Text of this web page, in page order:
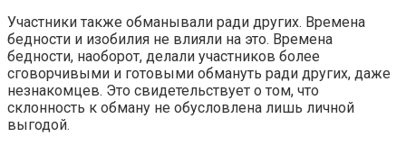
Участники также обманывали ради других. Времена
бедности и изобилия не влияли на это. Времена
бедности, наоборот, делали участников более
сговорчивыми и готовыми обмануть ради других, даже
незнакомцев. Это свидетельствует о том, что
склонность к обману не обусловлена лишь личной
выгодой.